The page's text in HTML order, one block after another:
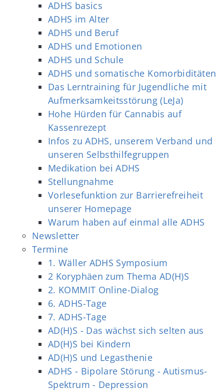
ADHS basics
ADHS im Alter
ADHS und Beruf
ADHS und Emotionen
ADHS und Schule
ADHS und somatische Komorbiditäten
Das Lerntraining für Jugendliche mit
Aufmerksamkeitsstörung (LeJa)
Hohe Hürden für Cannabis auf
Kassenrezept
Infos zu ADHS, unserem Verband und
unseren Selbsthilfegruppen
Medikation bei ADHS
Stellungnahme
Vorlesefunktion zur Barrierefreiheit
unserer Homepage
Warum haben auf einmal alle ADHS
Newsletter
Termine
1. Wäller ADHS Symposium
2 Koryphäen zum Thema AD(H)S
2. KOMMIT Online-Dialog
6. ADHS-Tage
7. ADHS-Tage
AD(H)S - Das wächst sich selten aus
AD(H)S bei Kindern
AD(H)S und Legasthenie
ADHS - Bipolare Störung - Autismus-
Spektrum - Depression